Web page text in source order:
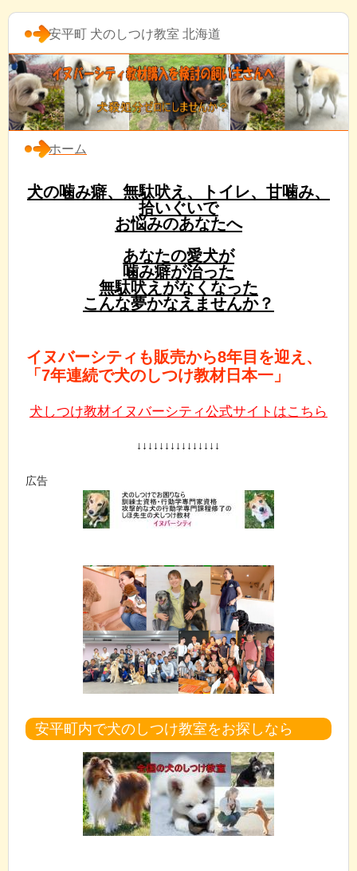
安平町 犬のしつけ教室 北海道
ホーム
犬の噛み癖、無駄吠え、トイレ、甘噛み、
拾いぐいで
お悩みのあなたへ
あなたの愛犬が
噛み癖が治った
無駄吠えがなくなった
こんな夢かなえませんか？
イヌバーシティも販売から8年目を迎え、
「7年連続で犬のしつけ教材日本一」
犬しつけ教材イヌバーシティ公式サイトはこちら
↓↓↓↓↓↓↓↓↓↓↓↓↓↓↓
広告
安平町内で犬のしつけ教室をお探しなら